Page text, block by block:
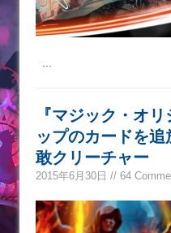
『マジック・オ
ップのカードを
敢クリーチャー
2015年6月30日 // 64